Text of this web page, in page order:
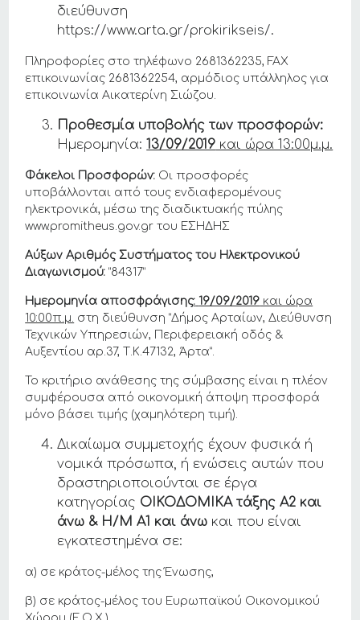
διεύθυνση
https://www.arta.gr/prokirikseis/.
Πληροφορίες στο τηλέφωνο 2681362235, FAX
επικοινωνίας 2681362254, αρμόδιος υπάλληλος για
επικοινωνία Αικατερίνη Σιώζου.
Προθεσμία υποβολής των προσφορών:
Ημερομηνία:13/09/2019 και ώρα 13:00μ.μ.
Φάκελοι Προσφορών: Οι προσφορές
υποβάλλονται από τους ενδιαφερομένους
ηλεκτρονικά, μέσω της διαδικτυακής πύλης
www.promitheus.gov.gr του ΕΣΗΔΗΣ
Αύξων Αριθμός Συστήματος του Ηλεκτρονικού
Διαγωνισμού: “84317”
Ημερομηνία αποσφράγισης: 19/09/2019 και ώρα
10:00π.μ. στη διεύθυνση “Δήμος Αρταίων, Διεύθυνση
Τεχνικών Υπηρεσιών, Περιφερειακή οδός &
Αυξεντίου αρ.37, Τ.Κ.47132, Άρτα”.
Το κριτήριο ανάθεσης της σύμβασης είναι η πλέον
συμφέρουσα από οικονομική άποψη προσφορά
μόνο βάσει τιμής (χαμηλότερη τιμή).
Δικαίωμα συμμετοχής έχουν φυσικά ή
νομικά πρόσωπα, ή ενώσεις αυτών που
δραστηριοποιούνται σε έργα
κατηγορίας ΟΙΚΟΔΟΜΙΚΑ τάξης Α2 και
άνω & Η/Μ Α1 και άνω και που είναι
εγκατεστημένα σε:
α) σε κράτος-μέλος της Ένωσης,
β) σε κράτος-μέλος του Ευρωπαϊκού Οικονομικού